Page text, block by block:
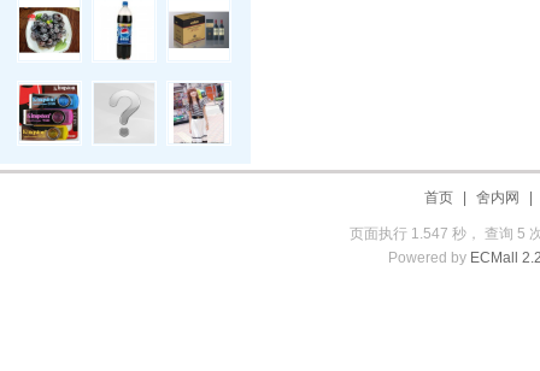
首页 舍内网
页面执行 1.547 秒， 查询 5
Powered by ECMall